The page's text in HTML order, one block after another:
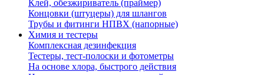
Клей, обезжириватель (праймер)
Концовки (штуцеры) для шлангов
Трубы и фитинги НПВХ (напорные)
Химия и тестеры
Комплексная дезинфекция
Тестеры, тест-полоски и фотометры
На основе хлора, быстрого действия